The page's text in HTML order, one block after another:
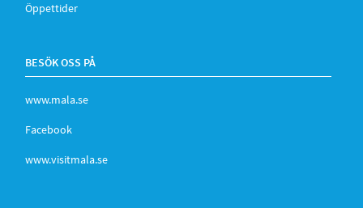
Öppettider
BESÖK OSS PÅ
www.mala.se
Facebook
www.visitmala.se